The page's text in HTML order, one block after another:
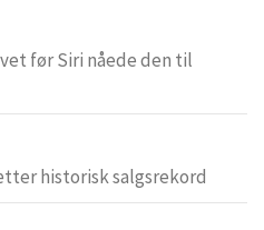
før Siri nåede den til
historisk salgsrekord